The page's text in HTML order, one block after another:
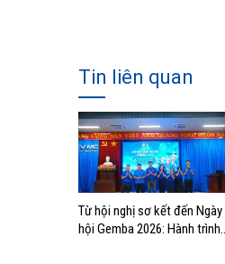
Tin liên quan
Từ hội nghị sơ kết đến Ngày
hội Gemba 2026: Hành trình